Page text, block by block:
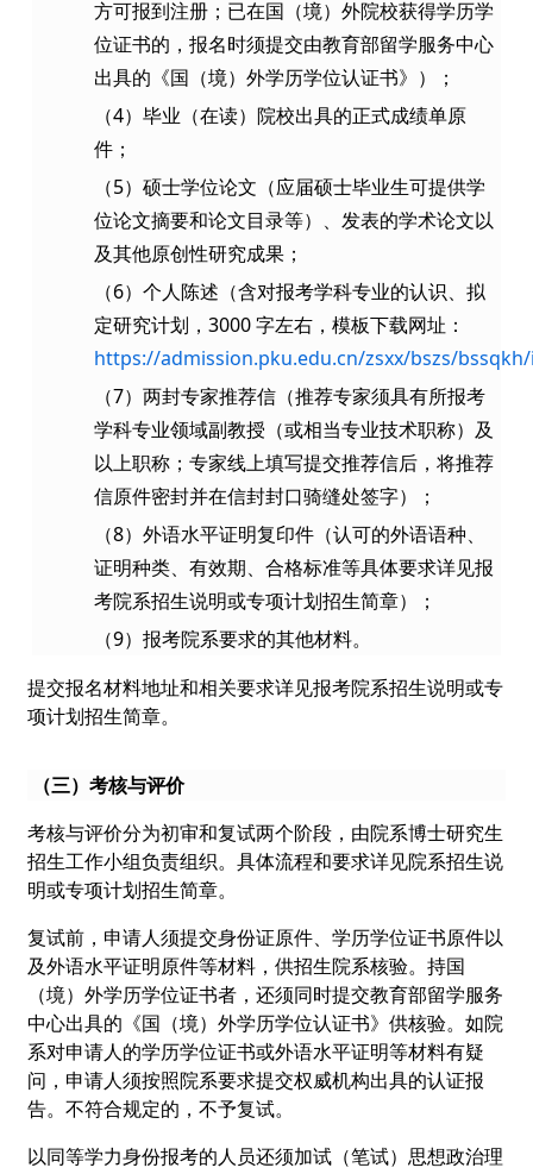
方可报到注册；已在国（境）外院校获得学历学
位证书的，报名时须提交由教育部留学服务中心
出具的《国（境）外学历学位认证书》）；
（4）毕业（在读）院校出具的正式成绩单原
件；
（5）硕士学位论文（应届硕士毕业生可提供学
位论文摘要和论文目录等）、发表的学术论文以
及其他原创性研究成果；
（6）个人陈述（含对报考学科专业的认识、拟
定研究计划，3000 字左右，模板下载网址：
https://admission.pku.edu.cn/zsxx/bszs/
（7）两封专家推荐信（推荐专家须具有所报考
学科专业领域副教授（或相当专业技术职称）及
以上职称；专家线上填写提交推荐信后，将推荐
信原件密封并在信封封口骑缝处签字）；
（8）外语水平证明复印件（认可的外语语种、
证明种类、有效期、合格标准等具体要求详见报
考院系招生说明或专项计划招生简章）；
（9）报考院系要求的其他材料。
提交报名材料地址和相关要求详见报考院系招生说明或专
项计划招生简章。
（三）考核与评价
考核与评价分为初审和复试两个阶段，由院系博士研究生
招生工作小组负责组织。具体流程和要求详见院系招生说
明或专项计划招生简章。
复试前，申请人须提交身份证原件、学历学位证书原件以
及外语水平证明原件等材料，供招生院系核验。持国
（境）外学历学位证书者，还须同时提交教育部留学服务
中心出具的《国（境）外学历学位认证书》供核验。如院
系对申请人的学历学位证书或外语水平证明等材料有疑
问，申请人须按照院系要求提交权威机构出具的认证报
告。不符合规定的，不予复试。
以同等学力身份报考的人员还须加试（笔试）思想政治理